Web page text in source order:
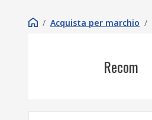
/ Acquista per marchio /
Recom